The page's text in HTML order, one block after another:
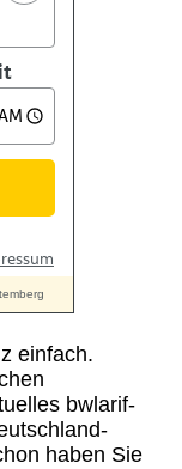
einfach.
bwlarif-
haben Sie